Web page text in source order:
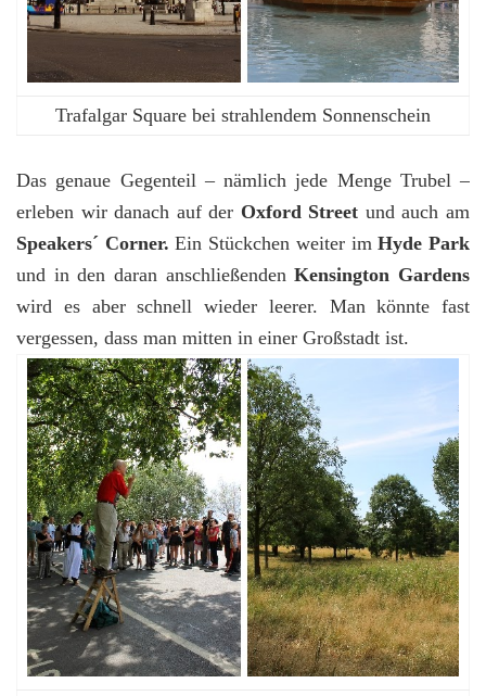
Trafalgar Square bei strahlendem Sonnenschein
Das genaue Gegenteil – nämlich jede Menge Trubel –
erleben wir danach auf der Oxford Street und auch am
Speakers´ Corner. Ein Stückchen weiter imHyde Park
und in den daran anschließendenKensington Gardens
wird es aber schnell wieder leerer. Man könnte fast
vergessen, dass man mitten in einer Großstadt ist.